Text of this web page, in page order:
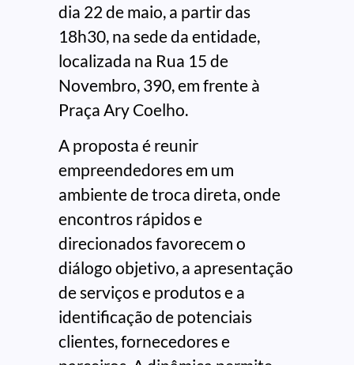
dia 22 de maio, a partir das
18h30, na sede da entidade,
localizada na Rua 15 de
Novembro, 390, em frente à
Praça Ary Coelho.
A proposta é reunir
empreendedores em um
ambiente de troca direta, onde
encontros rápidos e
direcionados favorecem o
diálogo objetivo, a apresentação
de serviços e produtos e a
identificação de potenciais
clientes, fornecedores e